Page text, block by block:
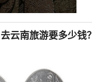
去云南旅游要多少钱？